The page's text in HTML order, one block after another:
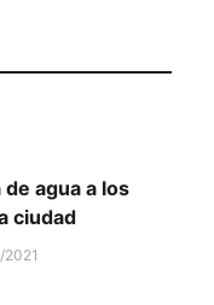
agua a los
ciudad
2021